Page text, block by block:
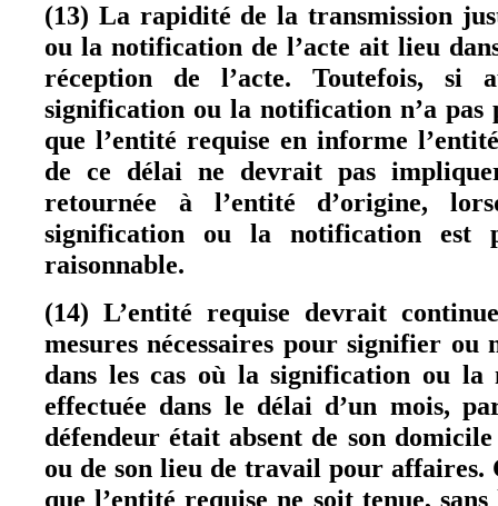
(13) La rapidité de la transmission
ou la notification de l’acte ait lieu
réception de l’acte. Toutefois, si
signification ou la notification n’a
que l’entité requise en informe
de ce délai ne devrait pas
retournée à l’entité d’origine,
signification ou la notification est
raisonnable.
(14) L’entité requise devrait
mesures nécessaires pour signifier ou
dans les cas où la signification ou la
effectuée dans le délai d’un mois,
défendeur était absent de son
ou de son lieu de travail pour affaires.
que l’entité requise ne soit tenue,